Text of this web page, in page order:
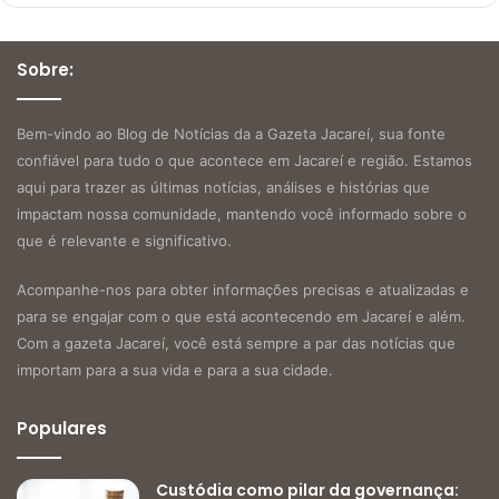
Sobre:
Bem-vindo ao Blog de Notícias da a Gazeta Jacareí, sua fonte
confiável para tudo o que acontece em Jacareí e região. Estamos
aqui para trazer as últimas notícias, análises e histórias que
impactam nossa comunidade, mantendo você informado sobre o
que é relevante e significativo.
Acompanhe-nos para obter informações precisas e atualizadas e
para se engajar com o que está acontecendo em Jacareí e além.
Com a gazeta Jacareí, você está sempre a par das notícias que
importam para a sua vida e para a sua cidade.
Populares
Custódia como pilar da governança: